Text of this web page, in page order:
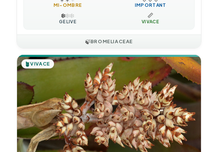
MI-OMBRE IMPORTANT
❄️❄️❄️
GÉLIVE
📏
VIVACE
🍃BROMELIACEAE
🪴VIVACE